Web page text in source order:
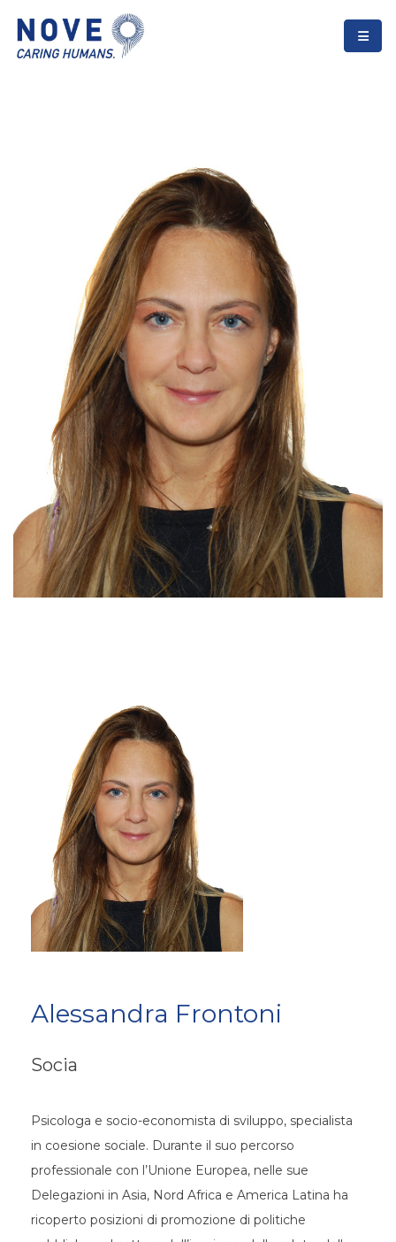
Alessandra Frontoni
Socia
Psicologa e socio-economista di sviluppo, specialista
in coesione sociale. Durante il suo percorso
professionale con l’Unione Europea, nelle sue
Delegazioni in Asia, Nord Africa e America Latina ha
ricoperto posizioni di promozione di politiche